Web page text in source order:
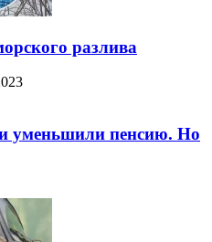
разлива
уменьшили пенсию. Но